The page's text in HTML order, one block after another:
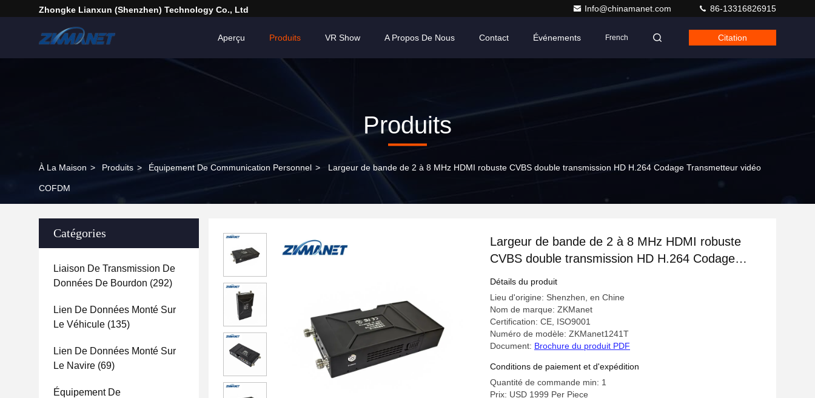
Zhongke Lianxun (Shenzhen) Technology Co., Ltd Info@chinamanet.com 86-13316826915
Aperçu Produits VR Show A Propos De Nous Contact Événements French Citation
Produits
À La Maison > Produits > Équipement De Communication Personnel > Largeur de bande de 2 à 8 MHz HDMI robuste CVBS double transmission HD H.264 Codage Transmetteur vidéo
COFDM
Catégories
Liaison De Transmission De
Données De Bourdon (292)
Lien De Données Monté Sur
Le Véhicule (135)
Lien De Données Monté Sur
Le Navire (69)
Équipement De
Largeur de bande de 2 à 8 MHz HDMI robuste
CVBS double transmission HD H.264 Codage
Transmetteur vidéo COFDM
Détails du produit
Lieu d'origine: Shenzhen, en Chine
Nom de marque: ZKManet
Certification: CE, ISO9001
Numéro de modèle: ZKManet1241T
Document: Brochure du produit PDF
Conditions de paiement et d'expédition
Quantité de commande min: 1
Prix: USD 1999 Per Piece